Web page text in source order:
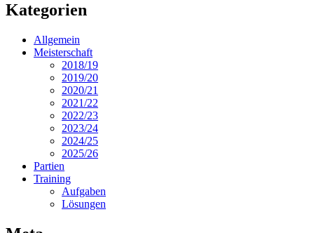
Kategorien
Allgemein
Meisterschaft
2018/19
2019/20
2020/21
2021/22
2022/23
2023/24
2024/25
2025/26
Partien
Training
Aufgaben
Lösungen